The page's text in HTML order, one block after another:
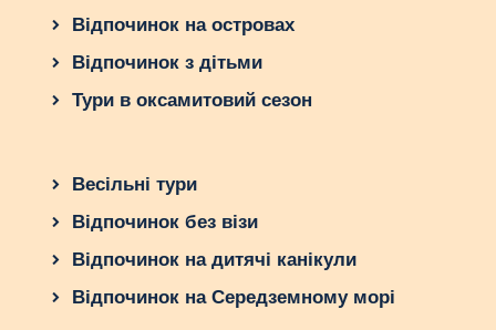
Відпочинок на островах
Відпочинок з дітьми
Тури в оксамитовий сезон
Весільні тури
Відпочинок без візи
Відпочинок на дитячі канікули
Відпочинок на Середземному морі